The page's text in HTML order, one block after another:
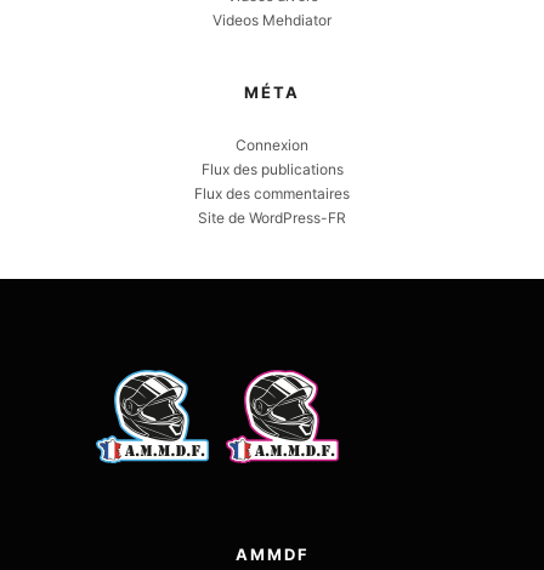
Videos Mehdiator
MÉTA
Connexion
Flux des publications
Flux des commentaires
Site de WordPress-FR
AMMDF